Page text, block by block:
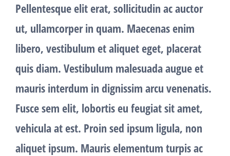
Pellentesque elit erat, sollicitudin ac auctor
ut, ullamcorper in quam. Maecenas enim
libero, vestibulum et aliquet eget, placerat
quis diam. Vestibulum malesuada augue et
mauris interdum in dignissim arcu venenatis.
Fusce sem elit, lobortis eu feugiat sit amet,
vehicula at est. Proin sed ipsum ligula, non
aliquet ipsum. Mauris elementum turpis ac